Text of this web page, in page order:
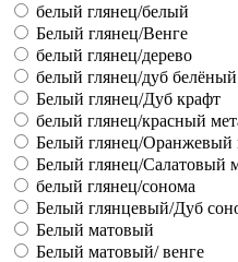
белый глянец/белый
Белый глянец/Венге
белый глянец/дерево
белый глянец/дуб белёный
Белый глянец/Дуб крафт
белый глянец/красный
Белый глянец/Оранжевый
Белый глянец/Салатовый
белый глянец/сонома
Белый глянцевый/Дуб
Белый матовый
Белый матовый/ венге